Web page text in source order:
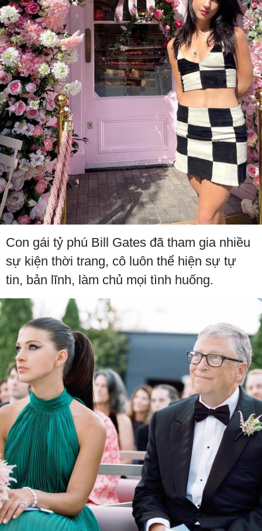
Con gái tỷ phú Bill Gates đã tham gia nhiều
sự kiện thời trang, cô luôn thể hiện sự tự
tin, bản lĩnh, làm chủ mọi tình huống.